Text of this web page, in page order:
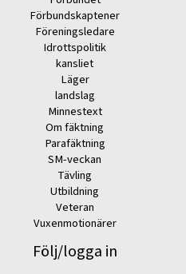
Förbundskaptener
Föreningsledare
Idrottspolitik
kansliet
Läger
landslag
Minnestext
Om fäktning
Parafäktning
SM-veckan
Tävling
Utbildning
Veteran
Vuxenmotionärer
Följ/logga in